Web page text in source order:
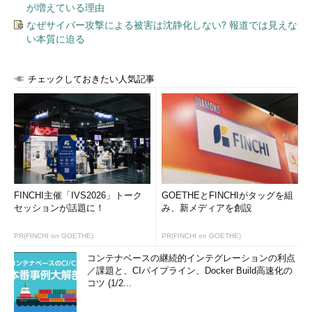
が増えている理由
なぜサイバー攻撃による被害は沈静化しない? 報道では見えな
い本質に迫る
チェックしておきたい人気記事
FINCHI主催「IVS2026」トーク
セッションが話題に！
PR(FINCHI on GOETHE)
GOETHEとFINCHIがタッグを組
み、新メディアを創設
PR(FINCHI on GOETHE)
コンテナベースの継続的インテグレーションの利点
／課題と、CIパイプライン、Docker Build高速化の
コツ (1/2...